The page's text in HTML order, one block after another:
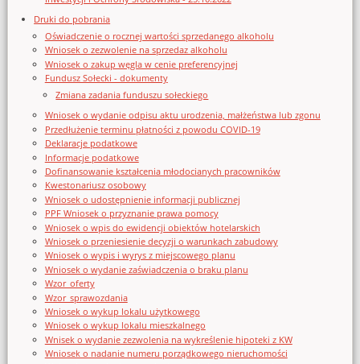
Druki do pobrania
Oświadczenie o rocznej wartości sprzedanego alkoholu
Wniosek o zezwolenie na sprzedaz alkoholu
Wniosek o zakup węgla w cenie preferencyjnej
Fundusz Sołecki - dokumenty
Zmiana zadania funduszu sołeckiego
Wniosek o wydanie odpisu aktu urodzenia, małżeństwa lub zgonu
Przedłużenie terminu płatności z powodu COVID-19
Deklaracje podatkowe
Informacje podatkowe
Dofinansowanie kształcenia młodocianych pracowników
Kwestonariusz osobowy
Wniosek o udostępnienie informacji publicznej
PPF Wniosek o przyznanie prawa pomocy
Wniosek o wpis do ewidencji obiektów hotelarskich
Wniosek o przeniesienie decyzji o warunkach zabudowy
Wniosek o wypis i wyrys z miejscowego planu
Wniosek o wydanie zaświadczenia o braku planu
Wzor_oferty
Wzor_sprawozdania
Wniosek o wykup lokalu użytkowego
Wniosek o wykup lokalu mieszkalnego
Wnisek o wydanie zezwolenia na wykreślenie hipoteki z KW
Wniosek o nadanie numeru porządkowego nieruchomości